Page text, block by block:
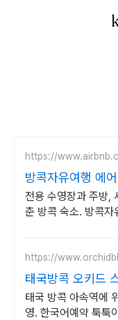
https://
방콕자유여행 에
숙소
전용 수영장과 주방,
춘 방콕 숙소. 방콕자
https://
태국방콕 오키드
10시부터 02시까
태국 방콕 아속역에
영. 한국어예약 툭툭